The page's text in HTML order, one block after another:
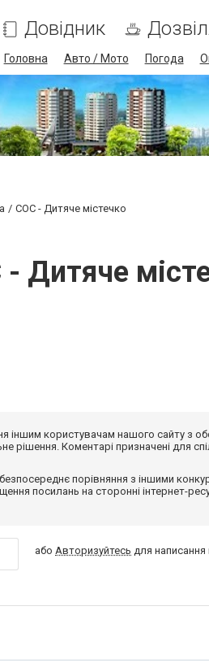
Довідник
Головна Авто / Мото Погода
СОС - Дитяче містечко
Дитяче
іншим користувачам нашого сайту з
рішення. Коментарі призначені для
порівняння з іншими
посилань на сторонні інтернет-
абоАвторизуйтесь для написання